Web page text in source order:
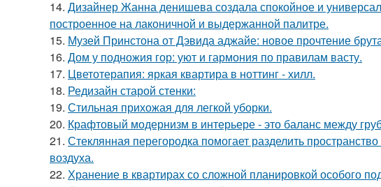
14. Дизайнер Жанна денишева создала спокойное и
построенное на лаконичной и выдержанной палитре.
15. Музей Принстона от Дэвида аджайе: новое прочтение
16. Дом у подножия гор: уют и гармония по правилам васту.
17. Цветотерапия: яркая квартира в ноттинг - хилл.
18. Редизайн старой стенки:
19. Стильная прихожая для легкой уборки.
20. Крафтовый модернизм в интерьере - это баланс между
21. Стеклянная перегородка помогает разделить
воздуха.
22. Хранение в квартирах со сложной планировкой особого